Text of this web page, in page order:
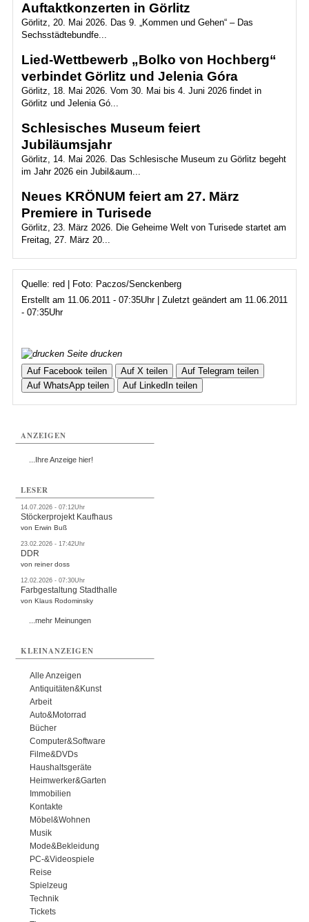
Auftaktkonzerten in Görlitz
Görlitz, 20. Mai 2026. Das 9. „Kommen und Gehen“ – Das
Sechsstädtebundfe...
Lied-Wettbewerb „Bolko von Hochberg“
verbindet Görlitz und Jelenia Góra
Görlitz, 18. Mai 2026. Vom 30. Mai bis 4. Juni 2026 findet in
Görlitz und Jelenia Gó...
Schlesisches Museum feiert
Jubiläumsjahr
Görlitz, 14. Mai 2026. Das Schlesische Museum zu Görlitz begeht
im Jahr 2026 ein Jubil&aum...
Neues KRÖNUM feiert am 27. März
Premiere in Turisede
Görlitz, 23. März 2026. Die Geheime Welt von Turisede startet am
Freitag, 27. März 20...
Quelle: red | Foto: Paczos/Senckenberg
Erstellt am 11.06.2011 - 07:35Uhr | Zuletzt geändert am 11.06.2011
- 07:35Uhr
Seite drucken
Auf Facebook teilen
Auf X teilen
Auf Telegram teilen
Auf WhatsApp teilen
Auf LinkedIn teilen
ANZEIGEN
...Ihre Anzeige hier!
LESER
14.07.2026 - 07:12Uhr
Stöckerprojekt Kaufhaus
von Erwin Buß
23.02.2026 - 17:42Uhr
DDR
von reiner doss
12.02.2026 - 07:30Uhr
Farbgestaltung Stadthalle
von Klaus Rodominsky
...mehr Meinungen
KLEINANZEIGEN
Alle Anzeigen
Antiquitäten&Kunst
Arbeit
Auto&Motorrad
Bücher
Computer&Software
Filme&DVDs
Haushaltsgeräte
Heimwerker&Garten
Immobilien
Kontakte
Möbel&Wohnen
Musik
Mode&Bekleidung
PC-&Videospiele
Reise
Spielzeug
Technik
Tickets